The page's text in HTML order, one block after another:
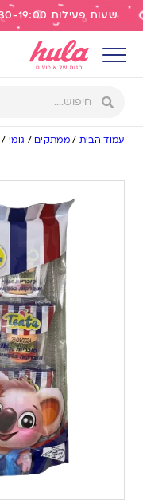
שעות פעילות 9:30-19:00 בחנות | משלוח חינם מעל 299 ש"ח
עמוד הבית /ממתקים / גומי/